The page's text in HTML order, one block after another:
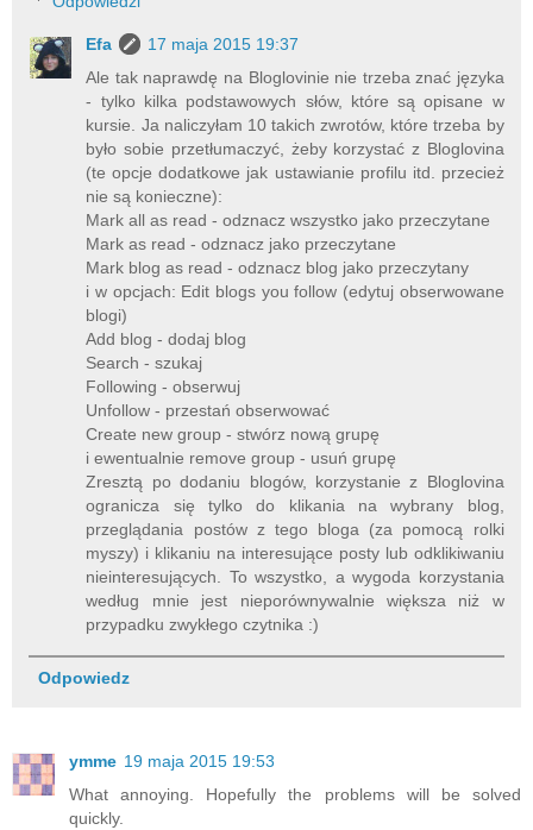
Efa
17 maja 2015 19:37
Ale tak naprawdę na Bloglovinie nie trzeba znać języka
- tylko kilka podstawowych słów, które są opisane w
kursie. Ja naliczyłam 10 takich zwrotów, które trzeba by
było sobie przetłumaczyć, żeby korzystać z Bloglovina
(te opcje dodatkowe jak ustawianie profilu itd. przecież
nie są konieczne):
Mark all as read - odznacz wszystko jako przeczytane
Mark as read - odznacz jako przeczytane
Mark blog as read - odznacz blog jako przeczytany
i w opcjach: Edit blogs you follow (edytuj obserwowane
blogi)
Add blog - dodaj blog
Search - szukaj
Following - obserwuj
Unfollow - przestań obserwować
Create new group - stwórz nową grupę
i ewentualnie remove group - usuń grupę
Zresztą po dodaniu blogów, korzystanie z Bloglovina
ogranicza się tylko do klikania na wybrany blog,
przeglądania postów z tego bloga (za pomocą rolki
myszy) i klikaniu na interesujące posty lub odklikiwaniu
nieinteresujących. To wszystko, a wygoda korzystania
według mnie jest nieporównywalnie większa niż w
przypadku zwykłego czytnika :)
Odpowiedz
ymme 19 maja 2015 19:53
What annoying. Hopefully the problems will be solved
quickly.